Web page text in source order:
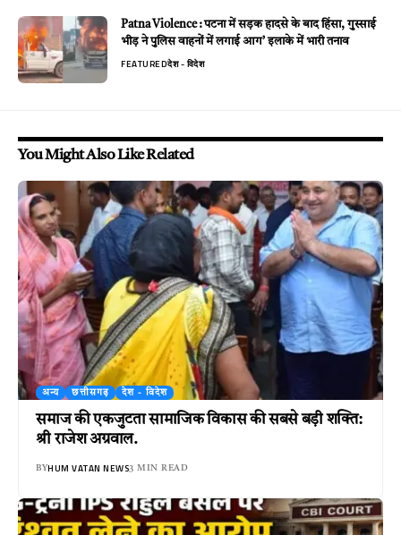
Patna Violence : पटना में सड़क हादसे के बाद हिंसा, गुस्साई
भीड़ ने पुलिस वाहनों में लगाई आग’ इलाके में भारी तनाव
FEATUREDदेश - विदेश
You Might Also Like Related
अन्य छत्तीसगढ़ देश - विदेश
समाज की एकजुटता सामाजिक विकास की सबसे बड़ी शक्ति:
श्री राजेश अग्रवाल.
BYHUM VATAN NEWS3 MIN READ